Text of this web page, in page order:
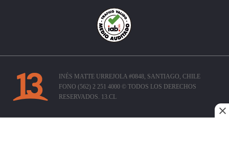
INÉS MATTE URREJOLA #0848, SANTIAGO, CHILE
FONO (562) 2 251 4000 © TODOS LOS DERECHOS
RESERVADOS. 13.CL